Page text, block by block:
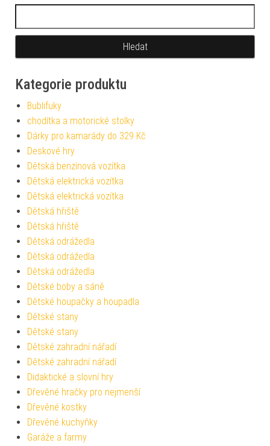
Kategorie produktu
Bublifuky
chodítka a motorické stolky
Dárky pro kamarády do 329 Kč
Deskové hry
Dětská benzínová vozítka
Dětská elektrická vozítka
Dětská elektrická vozítka
Dětská hřiště
Dětská hřiště
Dětská odrážedla
Dětská odrážedla
Dětská odrážedla
Dětské boby a sáně
Dětské houpačky a houpadla
Dětské stany
Dětské stany
Dětské zahradní nářadí
Dětské zahradní nářadí
Didaktické a slovní hry
Dřevěné hračky pro nejmenší
Dřevěné kostky
Dřevěné kuchyňky
Garáže a farmy